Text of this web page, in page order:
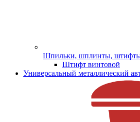
Шпильки, шплинты,
Штифт винтовой
Универсальный металлический